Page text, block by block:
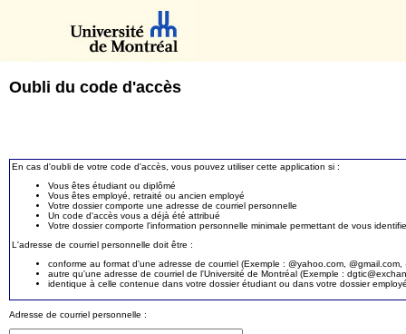
Oubli du code d'accès
En cas d'oubli de votre code d'accès, vous pouvez utiliser cette application si :
Vous êtes étudiant ou diplômé
Vous êtes employé, retraité ou ancien employé
Votre dossier comporte une adresse de courriel personnelle
Un code d'accès vous a déjà été attribué
Votre dossier comporte l'information personnelle minimale permettant de vous
L'adresse de courriel personnelle doit être :
conforme au format d'une adresse de courriel (Exemple : @yahoo.com,
autre qu'une adresse de courriel de l'Université de Montréal (Exemple :
identique à celle contenue dans votre dossier étudiant ou dans votre dossier
Adresse de courriel personnelle :